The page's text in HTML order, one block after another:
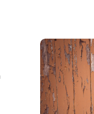
Stefan
Gesang /